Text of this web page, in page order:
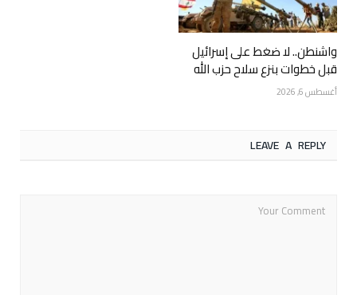
واشنطن.. لا ضغط على إسرائيل
قبل خطوات بنزع سلاح حزب الله
أغسطس 6, 2026
LEAVE A REPLY